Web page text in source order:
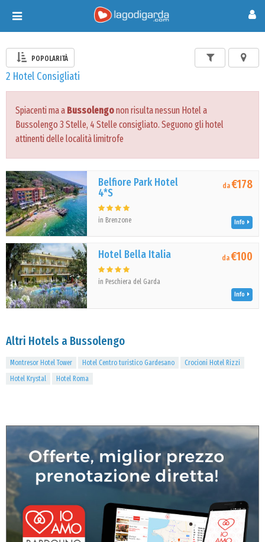
Toggle
navigation
POPOLARITÀ
2 Hotel Consigliati
Spiacenti ma a Bussolengonon risulta nessun Hotel a
Bussolengo 3 Stelle, 4 Stelle consigliato. Seguono gli hotel
attinenti delle località limitrofe
Belfiore Park Hotel
4*S
in Brenzone
da€178
Info
Hotel Bella Italia
in Peschiera del Garda
da€100
Info
Altri Hotels a Bussolengo
Montresor Hotel Tower Hotel Centro turistico Gardesano
Crocioni Hotel Rizzi
Hotel Krystal
Hotel Roma